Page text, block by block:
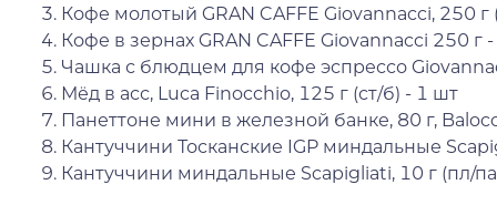
Кофе молотый GRAN CAFFE Giovannacci, 250 г
Кофе в зернах GRAN CAFFE Giovannacci 250 г
Чашка с блюдцем для кофе эспрессо
Мёд в асс, Luca Finocchio, 125 г (ст/б) - 1 шт
Панеттоне мини в железной банке, 80 г,
Кантуччини Тосканские IGP миндальные
Кантуччини миндальные Scapigliati, 10 г (пл/